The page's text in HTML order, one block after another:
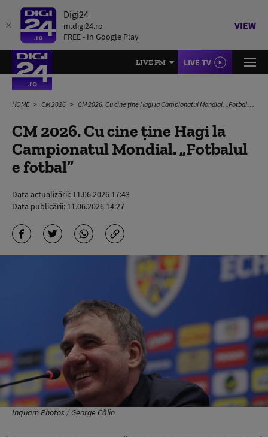
Digi24
m.digi24.ro
FREE - In Google Play
VIEW
LIVE FM LIVE TV
HOME CM 2026 CM 2026. Cu cine ține Hagi la Campionatul Mondial. „Fotbalul e fotbal”
CM 2026. Cu cine ține Hagi la
Campionatul Mondial. „Fotbalul
e fotbal”
Data actualizării: 11.06.2026 17:43
Data publicării: 11.06.2026 14:27
Inquam Photos / George Călin